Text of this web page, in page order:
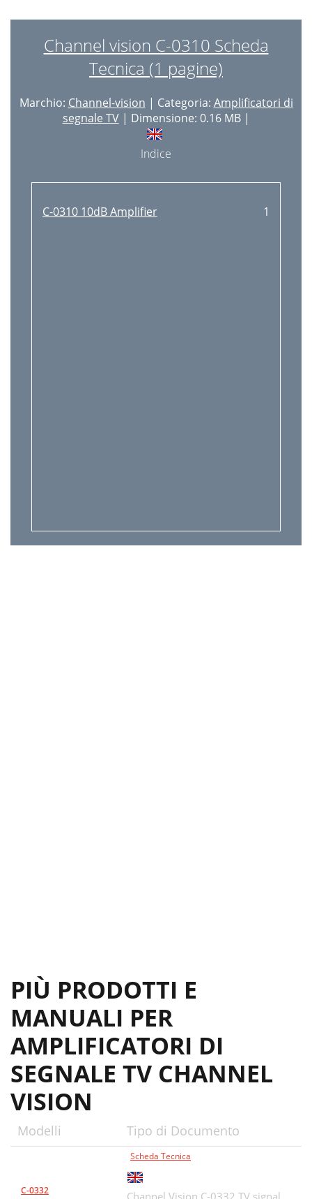
Channel vision C-0310 Scheda
Tecnica (1 pagine)
Marchio: Channel-vision | Categoria: Amplificatori di
segnale TV| Dimensione: 0.16 MB |
Indice
C-0310 10dB Amplifier 1
PIÙ PRODOTTI E
MANUALI PER
AMPLIFICATORI DI
SEGNALE TV CHANNEL
VISION
Modelli Tipo di Documento
C-0332
Scheda Tecnica
Channel Vision C-0332 TV signal